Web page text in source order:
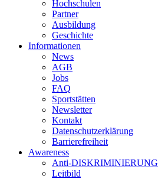
Hochschulen
Partner
Ausbildung
Geschichte
Informationen
News
AGB
Jobs
FAQ
Sportstätten
Newsletter
Kontakt
Datenschutzerklärung
Barrierefreiheit
Awareness
Anti-DISKRIMINIERUNG
Leitbild